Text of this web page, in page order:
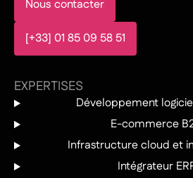
Nous contacter
[+33] 01 85 09 58 51
EXPERTISES
Développement
E-commerce
Infrastructure cloud et
Intégrateur